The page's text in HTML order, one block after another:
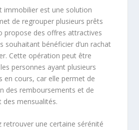
immobilier est une solution
de regrouper plusieurs prêts
propose des offres attractives
souhaitant bénéficier d’un rachat
Cette opération peut être
personnes ayant plusieurs
en cours, car elle permet de
des remboursements et de
mensualités.
retrouver une certaine sérénité